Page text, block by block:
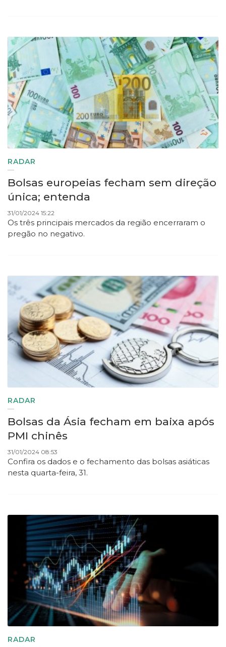
RADAR
Bolsas europeias fecham sem direção
única; entenda
31/01/2024 15:22
Os três principais mercados da região encerraram o
pregão no negativo.
RADAR
Bolsas da Ásia fecham em baixa após
PMI chinês
31/01/2024 08:53
Confira os dados e o fechamento das bolsas asiáticas
nesta quarta-feira, 31.
RADAR